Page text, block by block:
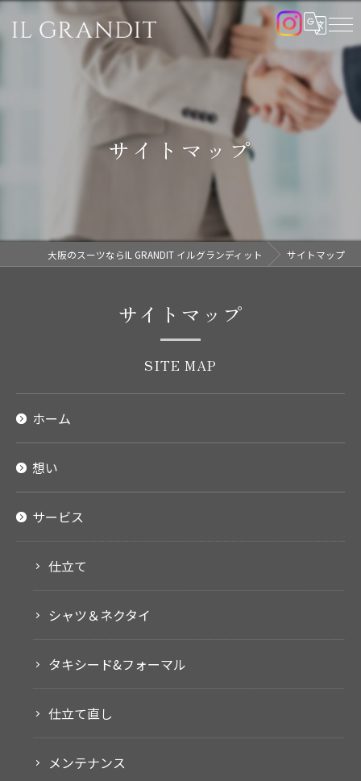
サイトマップ
大阪のスーツならIL GRANDIT イルグランディット サイトマップ
SITE MAP
サイトマップ
ホーム
想い
サービス
仕立て
シャツ＆ネクタイ
タキシード&フォーマル
仕立て直し
メンテナンス